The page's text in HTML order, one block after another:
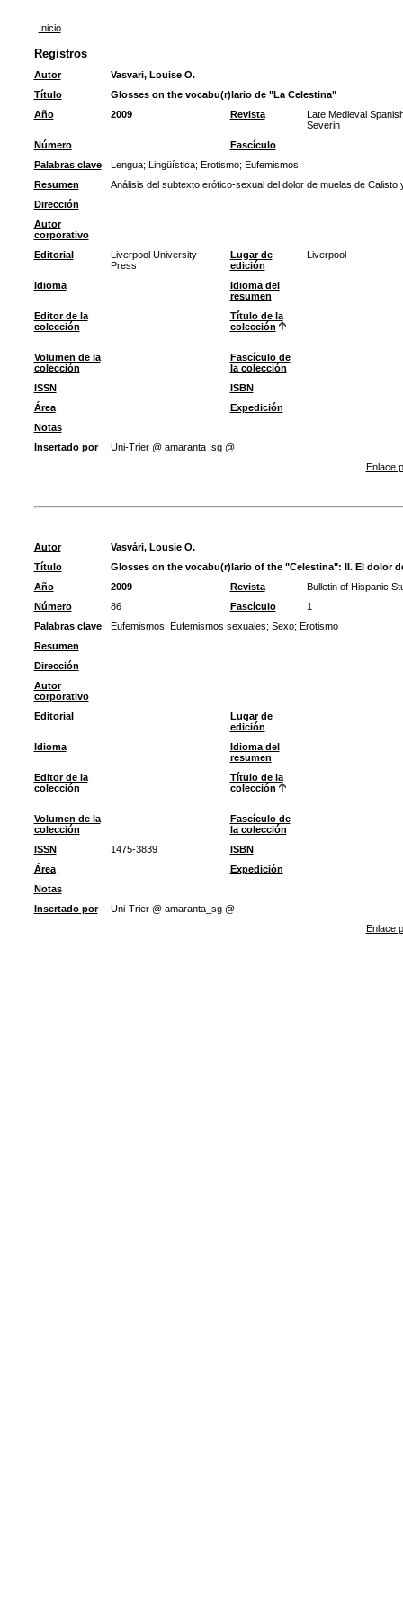
Inicio
Registros
Autor
Vasvari, Louise O.
Título
Glosses on the vocabu(r)lario de "La Celestina"
Año
2009 Revista
Late Medieval
Severin
Número
Fascículo
Palabras clave
Lengua; Lingüística; Erotismo; Eufemismos
Resumen
Análisis del subtexto erótico-sexual del dolor de muelas de
Dirección
Autor
corporativo
Editorial
Liverpool University
Press
Lugar de
edición
Liverpool
Idioma
Idioma del
resumen
Editor de la
colección
Título de la
colección
Volumen de la
colección
Fascículo de
la colección
ISSN
ISBN
Área
Expedición
Notas
Insertado por
Uni-Trier @ amaranta_sg @
Enlace
Autor
Vasvári, Lousie O.
Título
Glosses on the vocabu(r)lario of the "Celestina": II. El dolor
Año
2009 Revista
Bulletin of Hispanic
Número
86 Fascículo
1
Palabras clave
Eufemismos; Eufemismos sexuales; Sexo; Erotismo
Resumen
Dirección
Autor
corporativo
Editorial
Lugar de
edición
Idioma
Idioma del
resumen
Editor de la
colección
Título de la
colección
Volumen de la
colección
Fascículo de
la colección
ISSN
1475-3839
ISBN
Área
Expedición
Notas
Insertado por
Uni-Trier @ amaranta_sg @
Enlace